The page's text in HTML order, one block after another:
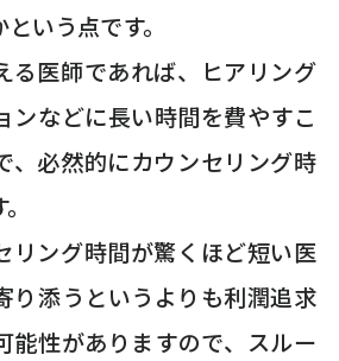
いう点です。
る医師であれば、ヒアリング
ンなどに長い時間を費やすこ
、必然的にカウンセリング時
リング時間が驚くほど短い医
り添うというよりも利潤追求
能性がありますので、スルー